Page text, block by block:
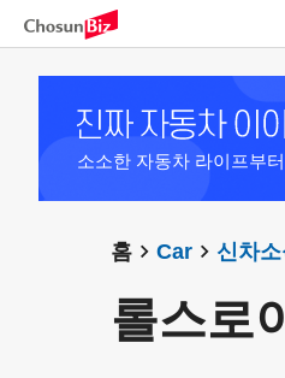
소소한 자동차 라이프부
홈 Car 신차소
롤스로